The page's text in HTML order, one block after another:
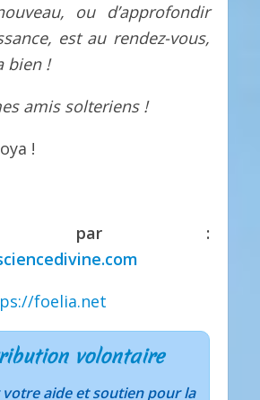
ou d’approfondir
est au rendez-vous,
bien !
amis solteriens !
!
par :
foelia.net
volontaire
aide et soutien pour la